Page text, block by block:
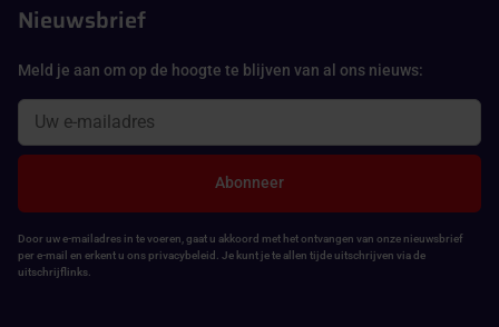
Nieuwsbrief
Meld je aan om op de hoogte te blijven van al ons nieuws:
Abonneer
Door uw e-mailadres in te voeren, gaat u akkoord met het ontvangen van onze nieuwsbrief
per e-mail en erkent u ons privacybeleid. Je kunt je te allen tijde uitschrijven via de
uitschrijflinks.